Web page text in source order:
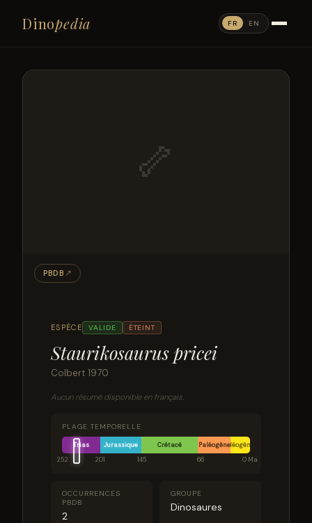
Dinopedia FR EN
ESPÈCE VALIDE ÉTEINT
Staurikosaurus pricei
Colbert 1970
Aucun résumé disponible en français.
PLAGE TEMPORELLE
Trias Jurassique Crétacé PaléogèneNéogène
252
201 145 66 0 Ma
OCCURRENCES
PBDB
2
GROUPE
Dinosaures
🦴
PBDB ↗